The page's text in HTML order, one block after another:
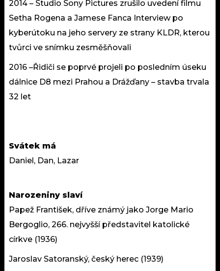
2014 – Studio Sony Pictures zrušilo uvedení filmu
Setha Rogena a Jamese Fanca Interview po
kyberútoku na jeho servery ze strany KLDR, kterou
tvůrci ve snímku zesměšňovali
2016 –Řidiči se poprvé projeli po posledním úseku
dálnice D8 mezi Prahou a Drážďany – stavba trvala
32 let
Svátek má
Daniel, Dan, Lazar
Narozeniny slaví
Papež František, dříve známý jako Jorge Mario
Bergoglio, 266. nejvyšší představitel katolické
církve (1936)
Jaroslav Satoranský, český herec (1939)